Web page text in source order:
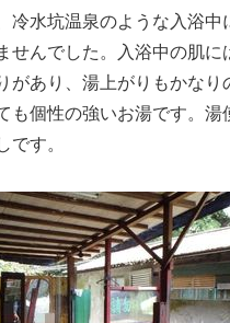
冷水坑温泉のような入浴中
せんでした。入浴中の肌に
があり、湯上がりもかなり
も個性の強いお湯です。湯
です。